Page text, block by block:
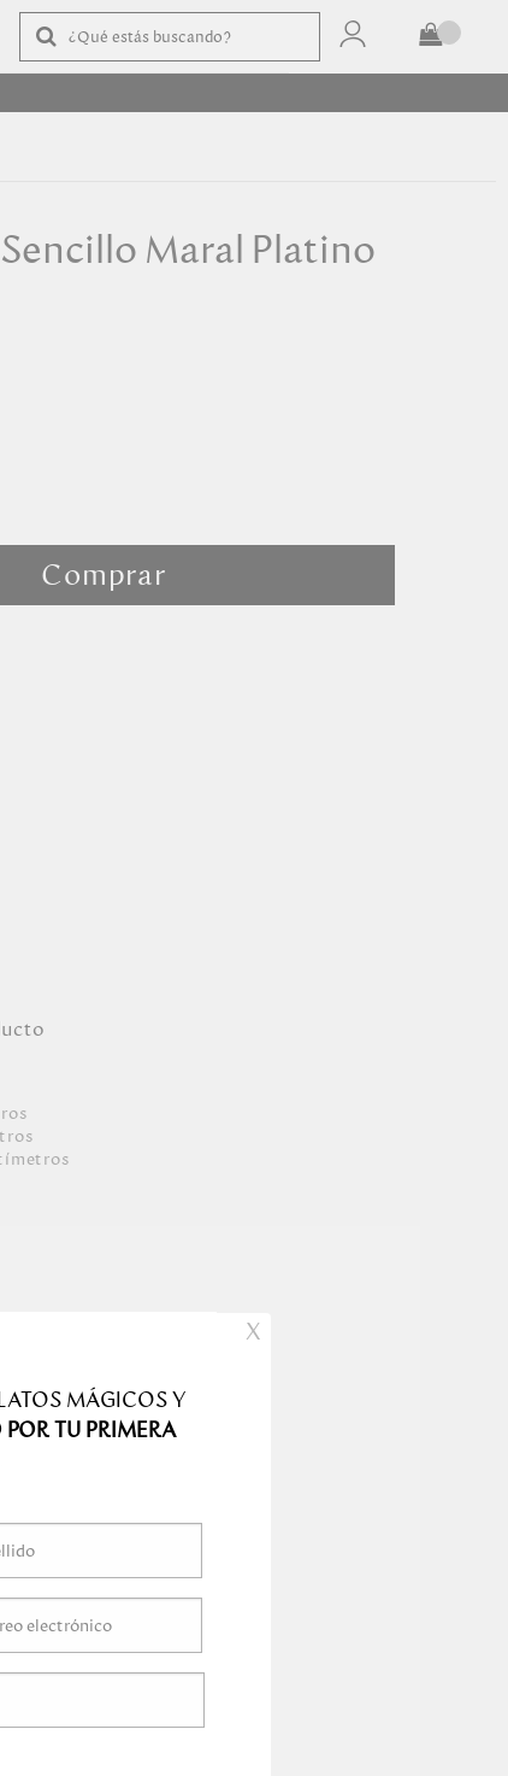
Maral Platino
Comprar
s
s
s
X
MÁGICOS Y
TU PRIMERA